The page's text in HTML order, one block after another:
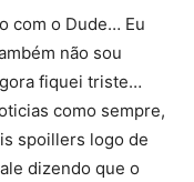
com o Dude… Eu
não sou
fiquei triste…
como sempre,
spoillers logo de
dizendo que o